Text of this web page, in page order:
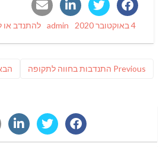
Posted
4 באוקטובר 2020 Author
admin
Categories
להתנדב או
Previous
Previous
התנדבות בחווה לתקופה